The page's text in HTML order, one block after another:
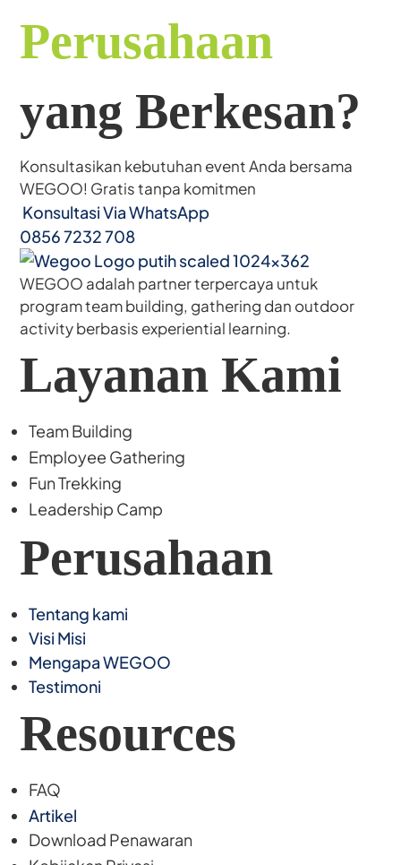
Perusahaan
yang Berkesan?
Konsultasikan kebutuhan event Anda bersama
WEGOO! Gratis tanpa komitmen
Konsultasi Via WhatsApp
0856 7232 708
WEGOO adalah partner terpercaya untuk
program team building, gathering dan outdoor
activity berbasis experiential learning.
Layanan Kami
Team Building
Employee Gathering
Fun Trekking
Leadership Camp
Perusahaan
Tentang kami
Visi Misi
Mengapa WEGOO
Testimoni
Resources
FAQ
Artikel
Download Penawaran